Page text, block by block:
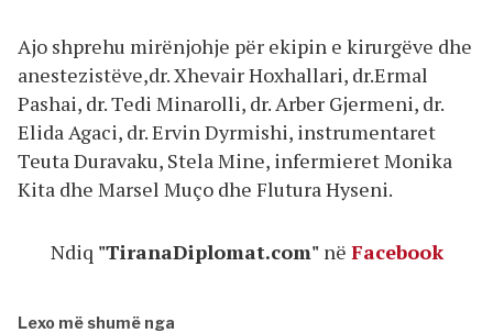
Ajo shprehu mirënjohje për ekipin e kirurgëve dhe
anestezistëve,dr. Xhevair Hoxhallari, dr.Ermal
Pashai, dr. Tedi Minarolli, dr. Arber Gjermeni, dr.
Elida Agaci, dr. Ervin Dyrmishi, instrumentaret
Teuta Duravaku, Stela Mine, infermieret Monika
Kita dhe Marsel Muço dhe Flutura Hyseni.
Ndiq "TiranaDiplomat.com" në Facebook
Lexo më shumë nga